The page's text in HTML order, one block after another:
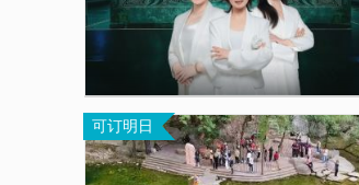
可订明日